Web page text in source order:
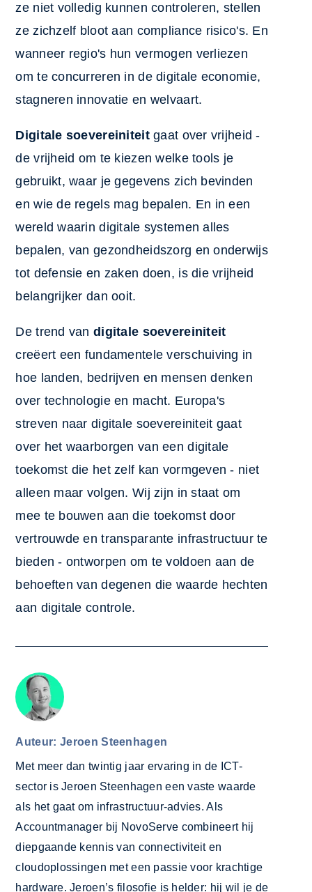
ze niet volledig kunnen controleren, stellen
ze zichzelf bloot aan compliance risico's. En
wanneer regio's hun vermogen verliezen
om te concurreren in de digitale economie,
stagneren innovatie en welvaart.
Digitale soevereiniteitgaat over vrijheid -
de vrijheid om te kiezen welke tools je
gebruikt, waar je gegevens zich bevinden
en wie de regels mag bepalen. En in een
wereld waarin digitale systemen alles
bepalen, van gezondheidszorg en onderwijs
tot defensie en zaken doen, is die vrijheid
belangrijker dan ooit.
De trend vandigitale soevereiniteit
creëert een fundamentele verschuiving in
hoe landen, bedrijven en mensen denken
over technologie en macht. Europa's
streven naar digitale soevereiniteit gaat
over het waarborgen van een digitale
toekomst die het zelf kan vormgeven - niet
alleen maar volgen. Wij zijn in staat om
mee te bouwen aan die toekomst door
vertrouwde en transparante infrastructuur te
bieden - ontworpen om te voldoen aan de
behoeften van degenen die waarde hechten
aan digitale controle.
Auteur: Jeroen Steenhagen
Met meer dan twintig jaar ervaring in de ICT-
sector is Jeroen Steenhagen een vaste waarde
als het gaat om infrastructuur-advies. Als
Accountmanager bij NovoServe combineert hij
diepgaande kennis van connectiviteit en
cloudoplossingen met een passie voor krachtige
hardware. Jeroen’s filosofie is helder: hij wil je de